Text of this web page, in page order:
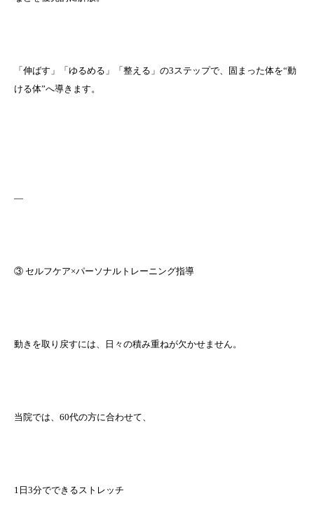
「伸ばす」「ゆるめる」「整える」の3ステップで、固まった体を“動
ける体”へ導きます。
—
③ セルフケア×パーソナルトレーニング指導
動きを取り戻すには、日々の積み重ねが欠かせません。
当院では、60代の方に合わせて、
1日3分でできるストレッチ